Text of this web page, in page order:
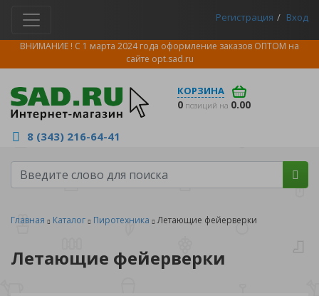
Регистрация Вход
ВНИМАНИЕ ! С 1 марта 2024 года оформление заказов ОПТОМ на
сайте opt.sad.ru
КОРЗИНА
0 позиций на 0.00
8 (343) 216-64-41
Главная Каталог Пиротехника Летающие фейерверки
Летающие фейерверки